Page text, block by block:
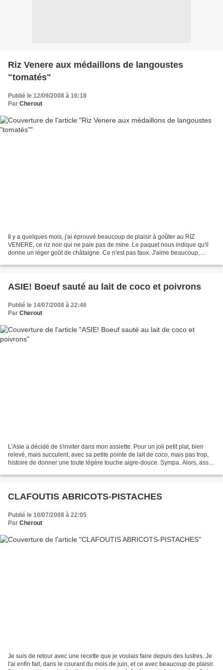
Riz Venere aux médaillons de langoustes
"tomatés"
Publié le 12/09/2008 à 16:18
Par Cherout
Il y a quelques mois, j'ai éprouvé beaucoup de plaisir à goûter au RIZ
VENERE, ce riz noir qui ne paie pas de mine. Le paquet nous indique qu'il
donne un léger goût de châtaigne. Ce n'est pas faux. J'aime beaucoup,
ASIE! Boeuf sauté au lait de coco et poivrons
Publié le 14/07/2008 à 22:46
Par Cherout
L'Asie a décidé de s'inviter dans mon assiette. Pour un joli petit plat, bien
relevé, mais succulent, avec sa petite pointe de lait de coco, mais pas trop,
histoire de donner une toute légère touche aigre-douce. Sympa. Alors, assez
CLAFOUTIS ABRICOTS-PISTACHES
Publié le 10/07/2008 à 22:05
Par Cherout
Je suis de retour avec une recette que je voulais faire depuis des lustres. Je
l'ai enfin fait, dans le courant du mois de juin, et ce avec beaucoup de plaisir.